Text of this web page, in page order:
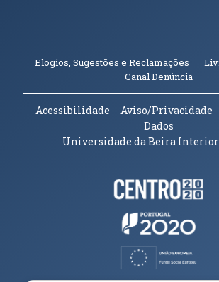
Elogios, Sugestões e Reclamações
Canal Denúncia(abre
Acessibilidade Aviso/Privacidade
Dados
Universidade da Beira Interior
Parceiros e